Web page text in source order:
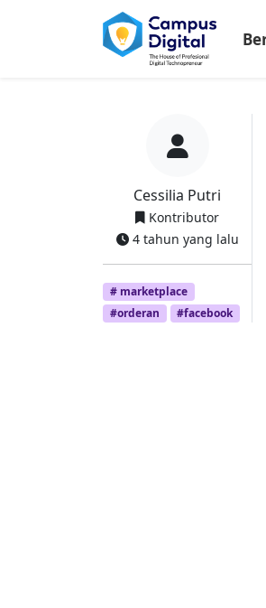
Cessilia Putri
Kontributor
4 tahun yang lalu
# marketplace
#orderan
#facebook